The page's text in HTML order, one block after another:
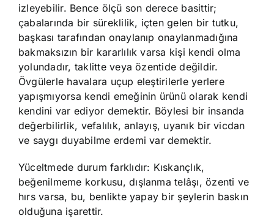
izleyebilir. Bence ölçü son derece basittir;
çabalarında bir süreklilik, içten gelen bir tutku,
başkası tarafından onaylanıp onaylanmadığına
bakmaksızın bir kararlılık varsa kişi kendi olma
yolundadır, taklitte veya özentide değildir.
Övgülerle havalara uçup eleştirilerle yerlere
yapışmıyorsa kendi emeğinin ürünü olarak kendi
kendini var ediyor demektir. Böylesi bir insanda
değerbilirlik, vefalılık, anlayış, uyanık bir vicdan
ve saygı duyabilme erdemi var demektir.
Yüceltmede durum farklıdır: Kıskançlık,
beğenilmeme korkusu, dışlanma telâşı, özenti ve
hırs varsa, bu, benlikte yapay bir şeylerin baskın
olduğuna işarettir.